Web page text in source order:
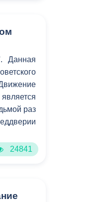
Данная
раз
24841